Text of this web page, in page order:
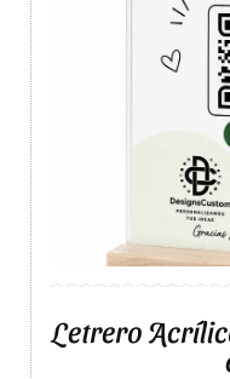
Letrero